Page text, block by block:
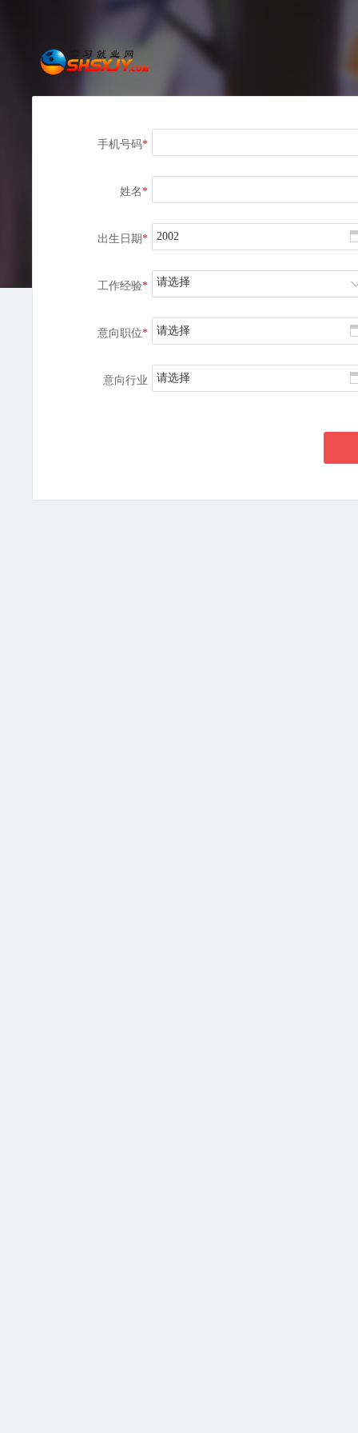
手机号码*
姓名*
出生日期*
工作经验* 请选择
意向职位* 请选择
意向行业 请选择